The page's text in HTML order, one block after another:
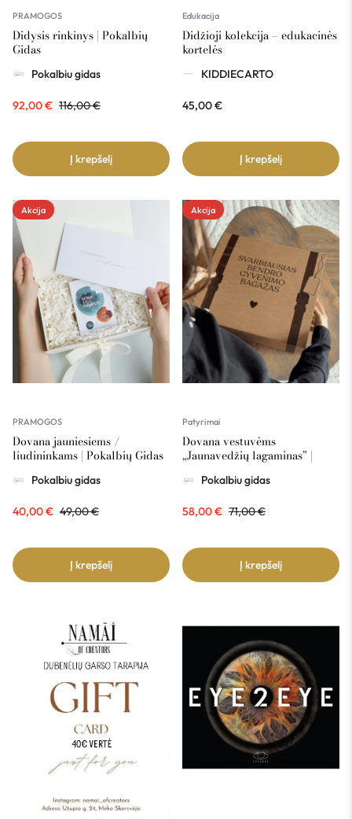
PRAMOGOS
Didysis rinkinys | Pokalbių
Gidas
Pokalbiu gidas
116,00€
92,00€
Į krepšelį
Edukacija
Didžioji kolekcija – edukacinės
kortelės
KIDDIECARTO
45,00€
Į krepšelį
Akcija
PRAMOGOS
Dovana jauniesiems /
liudininkams | Pokalbių Gidas
Pokalbiu gidas
49,00€
40,00€
Į krepšelį
Akcija
Patyrimai
Dovana vestuvėms
„Jaunavedžių lagaminas” |
Pokalbiu gidas
71,00€
58,00€
Į krepšelį